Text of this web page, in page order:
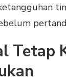
Tetap